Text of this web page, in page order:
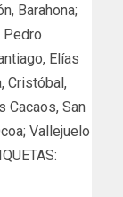
Barahona;
Pedro
Elías
Cristóbal,
Cacaos, San
Vallejuelo